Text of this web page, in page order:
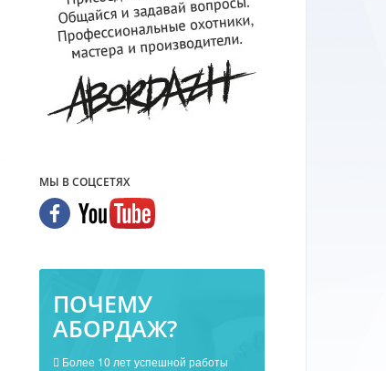
МЫ В СОЦСЕТЯХ
ПОЧЕМУ
АБОРДАЖ?
Более 10 лет успешной работы